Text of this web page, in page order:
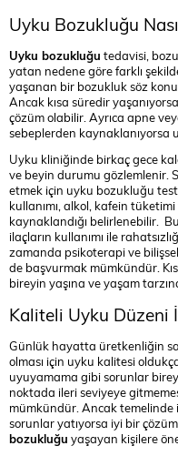
Uyku Bozukluğu
Uyku bozukluğu tedavisi,
yatan nedene göre farklı
yaşanan bir bozukluk söz
Ancak kısa süredir
çözüm olabilir. Ayrıca apne
sebeplerden kaynaklanıyorsa
Uyku kliniğinde birkaç gece
ve beyin durumu gözlemlenir.
etmek için uyku bozukluğu
kullanımı, alkol, kafein
kaynaklandığı belirlenebilir.
ilaçların kullanımı ile
zamanda psikoterapi ve
de başvurmak mümkündür.
bireyin yaşına ve yaşam
Kaliteli Uyku Düzeni
Günlük hayatta üretkenliğin
olması için uyku kalitesi
uyuyamama gibi sorunlar
noktada ileri seviyeye
mümkündür. Ancak temelinde
sorunlar yatıyorsa iyi bir
bozukluğu yaşayan kişilere